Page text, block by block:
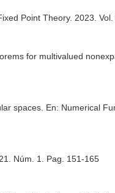
Point Theory. 2023.
for multivalued
spaces. En: Numerical
Núm. 1. Pag. 151-165